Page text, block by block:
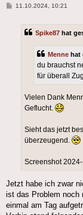
Beitrag
11.10.2024, 10:21
Spike87 hat
Menne hat
du brauchst
für überall
Vielen Dank
Geflucht.
Sieht das jetzt
überzeugend.
Screenshot
Jetzt habe ich zwar
ist das Problem noch
einmal am Tag